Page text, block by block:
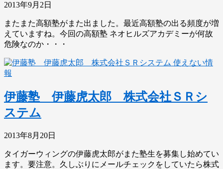
2013年9月2日
またまた高額塾がまた出ました。最近高額塾の出る頻度が増
えていますね。今回の高額塾 ネオヒルズアカデミーが何故
危険なのか・・・
使えない情
報
伊藤塾 伊藤虎太郎 株式会社ＳＲシ
ステム
2013年8月20日
タイガーウィングの伊藤虎太郎がまた塾生を募集し始めてい
ます。要注意。久しぶりにメールチェックをしていたら株式